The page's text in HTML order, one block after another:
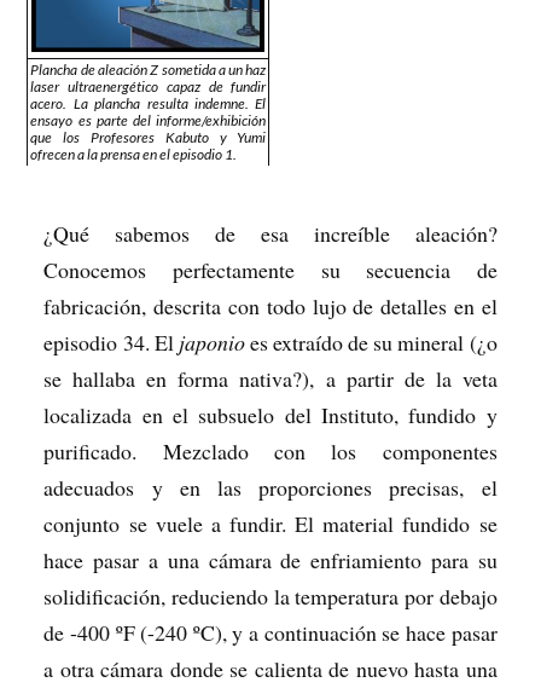
Plancha de aleación Z sometida a un haz
laser ultraenergético capaz de fundir
acero. La plancha resulta indemne. El
ensayo es parte del informe/exhibición
que los Profesores Kabuto y Yumi
ofrecen a la prensa en el episodio 1.
¿Qué sabemos de esa increíble aleación?
Conocemos perfectamente su secuencia de
fabricación, descrita con todo lujo de detalles en el
episodio 34. El japonioes extraído de su mineral (¿o
se hallaba en forma nativa?), a partir de la veta
localizada en el subsuelo del Instituto, fundido y
purificado. Mezclado con los componentes
adecuados y en las proporciones precisas, el
conjunto se vuele a fundir. El material fundido se
hace pasar a una cámara de enfriamiento para su
solidificación, reduciendo la temperatura por debajo
de -400 ºF (-240 ºC), y a continuación se hace pasar
a otra cámara donde se calienta de nuevo hasta una